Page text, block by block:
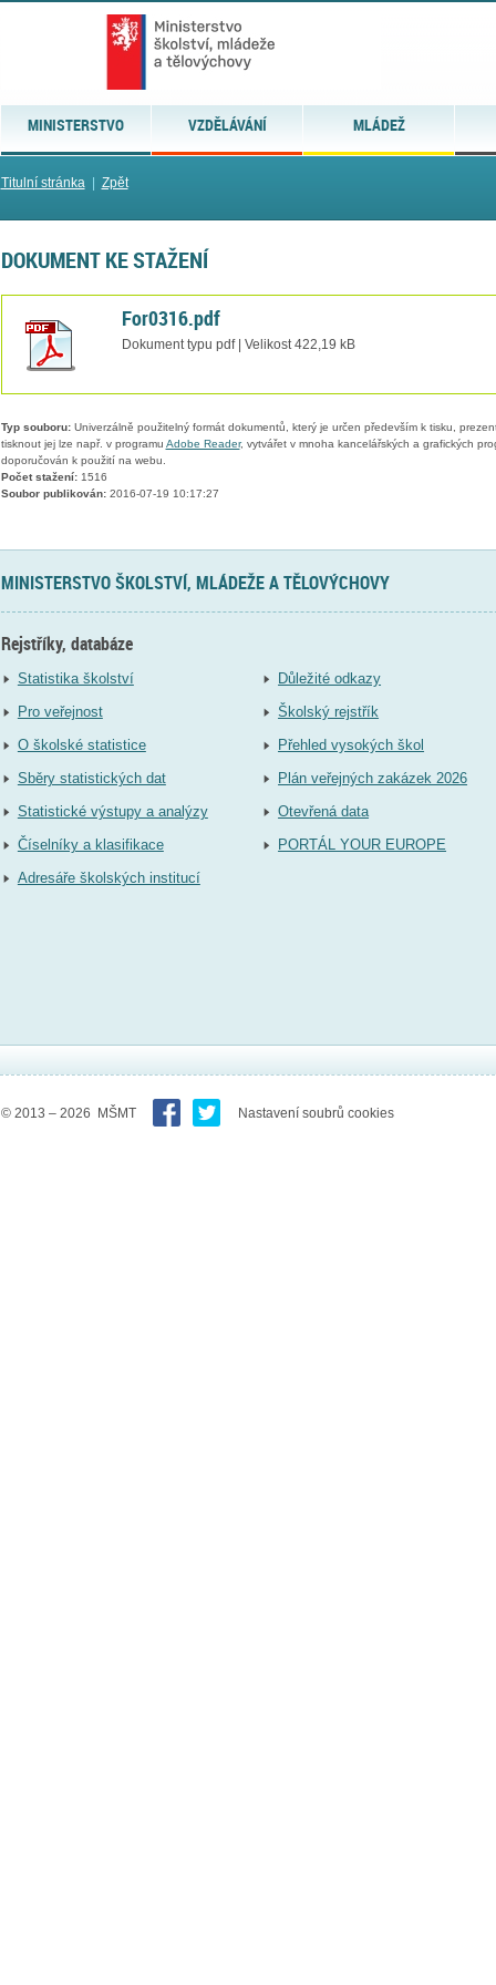
MINISTERSTVO VZDĚLÁVÁNÍ MLÁDEŽ
Titulní stránka| Zpět
DOKUMENT KE STAŽENÍ
For0316.pdf
Dokument typu pdf | Velikost 422,19 kB
Typ souboru:Univerzálně použitelný formát dokumentů, který je určen především k tisku,
tisknout jej lze např. v programu Adobe Reader, vytvářet v mnoha kancelářských a grafických
doporučován k použití na webu.
Počet stažení:1516
Soubor publikován:2016-07-19 10:17:27
MINISTERSTVO ŠKOLSTVÍ, MLÁDEŽE A TĚLOVÝCHOVY
Rejstříky, databáze
Statistika školství
Pro veřejnost
O školské statistice
Sběry statistických dat
Statistické výstupy a analýzy
Číselníky a klasifikace
Adresáře školských institucí
Důležité odkazy
Školský rejstřík
Přehled vysokých škol
Plán veřejných zakázek 2026
Otevřená data
PORTÁL YOUR EUROPE
© 2013 – 2026 MŠMT Nastavení soubrů cookies